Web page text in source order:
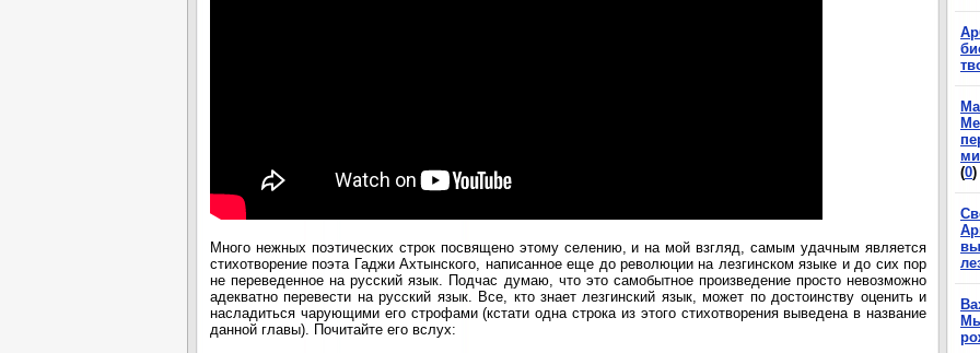
Много нежных поэтических строк посвящено этому селению, и на мой взгляд, самым удачным является
стихотворение поэта Гаджи Ахтынского, написанное еще до революции на лезгинском языке и до сих пор
не переведенное на русский язык. Подчас думаю, что это самобытное произведение просто невозможно
адекватно перевести на русский язык. Все, кто знает лезгинский язык, может по достоинству оценить и
насладиться чарующими его строфами (кстати одна строка из этого стихотворения выведена в название
данной главы). Почитайте его вслух:
(0)